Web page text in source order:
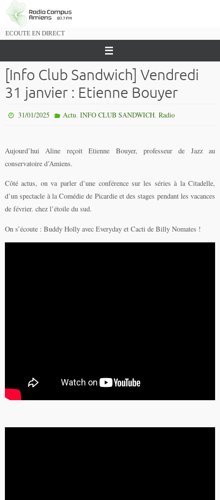
Passer
vers
ECOUTE EN DIRECT
[Info Club Sandwich] Vendredi
31 janvier : Etienne Bouyer
31/01/2025 Actu, INFO CLUB SANDWICH, Radio
Aujourd’hui Aline reçoit Etienne Bouyer, professeur de Jazz au
conservatoire d’Amiens.
Côté actus, on va parler d’une conférence sur les séries à la Citadelle,
d’un spectacle à la Comédie de Picardie et des stages pendant les vacances
de février. chez l’étoile du sud.
On s’écoute : Buddy Holly avec Everyday et Cacti de Billy Nomates !